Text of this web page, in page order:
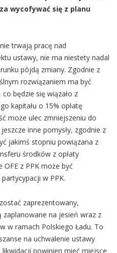
wycofywać się z planu
trwają pracę nad
ustawy, nie ma niestety nadal
pójdą zmiany. Zgodnie z
rozwiązaniem ma być
będzie się wiązało z
kapitału o 15% opłatę
może ulec zmniejszeniu do
inne pomysły, zgodnie z
jakimś stopniu powiązana z
środków z opłaty
OFE z PPK może być
w PPK.
zaprezentowany,
na jesień wraz z
w ramach Polskiego Ładu. To
na uchwalenie ustawy
powinien mieć miejsce